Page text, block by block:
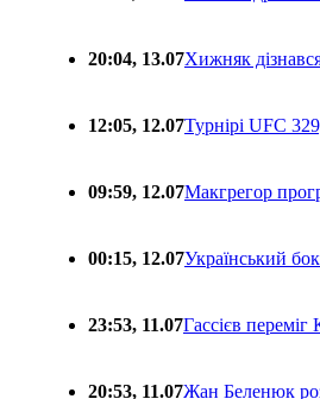
20:04, 13.07Хижняк
12:05, 12.07Турнірі UFC
09:59, 12.07Макгрегор
00:15, 12.07Український
23:53, 11.07Гассієв
20:53, 11.07Жан Беленюк